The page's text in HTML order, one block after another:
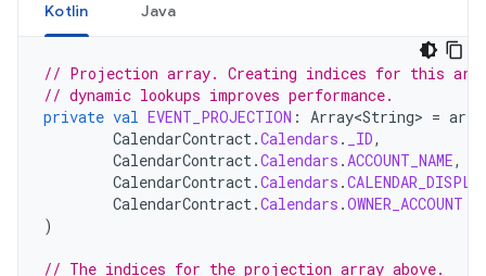
Kotlin Java
// Projection array. Creating indices for this
// dynamic lookups improves performance.
private val EVENT_PROJECTION : Array<String> =
CalendarContract.Calendars . _ID,
CalendarContract.Calendars .ACCOUNT_NAME,
CalendarContract.Calendars .
CalendarContract.Calendars .OWNER_ACCOUNT
)
// The indices for the projection array above.